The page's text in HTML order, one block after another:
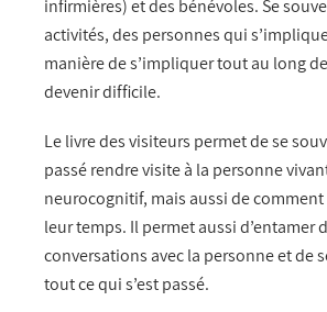
infirmières) et des bénévoles. Se
activités, des personnes qui
manière de s’impliquer tout au long
devenir difficile.
Le livre des visiteurs permet de se
passé rendre visite à la personne
neurocognitif, mais aussi de
leur temps. Il permet aussi d’entamer
conversations avec la personne et de
tout ce qui s’est passé.